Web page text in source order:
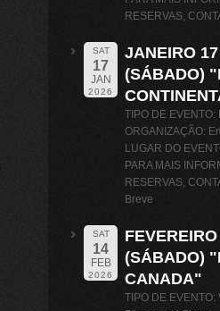
RESERVAS,
SAT
17
JAN
2026
JANEIRO
(SÁBADO)
TIPO DE EVENTO:
ORGANIZAÇÃO:
LUGAR DO
PARA MAIS
RESERVAS,
Breve
SAT
14
FEB
2026
(SÁBADO)
CANADA"
TIPO DE